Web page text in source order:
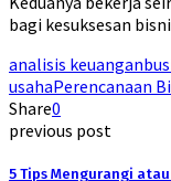
bagi kesuksesan
analisis keuangan
usahaPerencanaan
Share0
previous post
5 Tips Mengurangi